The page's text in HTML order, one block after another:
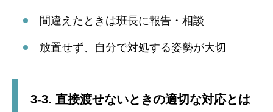
間違えたときは班長に報告・相談
放置せず、自分で対処する姿勢が大切
3-3. 直接渡せないときの適切な対応とは